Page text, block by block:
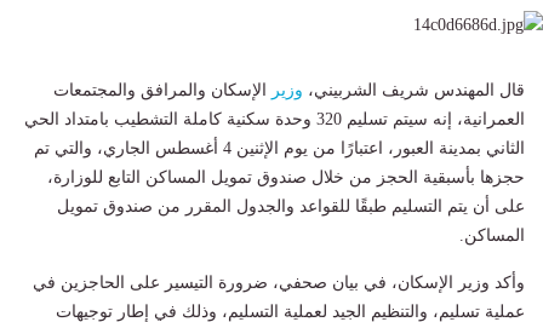
قال المهندس شريف الشربيني، وزير
الإسكان والمرافق والمجتمعات
العمرانية، إنه سيتم تسليم 320 وحدة سكنية كاملة التشطيب بامتداد الحي
الثاني بمدينة العبور، اعتبارًا من يوم الإثنين 4 أغسطس الجاري، والتي تم
حجزها بأسبقية الحجز من خلال صندوق تمويل المساكن التابع للوزارة،
على أن يتم التسليم طبقًا للقواعد والجدول المقرر من صندوق تمويل
المساكن.
وأكد وزير الإسكان، في بيان صحفي، ضرورة التيسير على الحاجزين في
عملية تسليم، والتنظيم الجيد لعملية التسليم، وذلك في إطار توجيهات